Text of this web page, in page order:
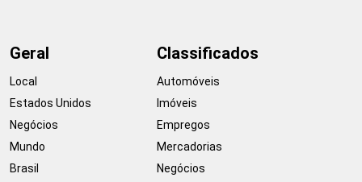
Geral
Local
Estados Unidos
Negócios
Mundo
Brasil
Classificados
Automóveis
Imóveis
Empregos
Mercadorias
Negócios